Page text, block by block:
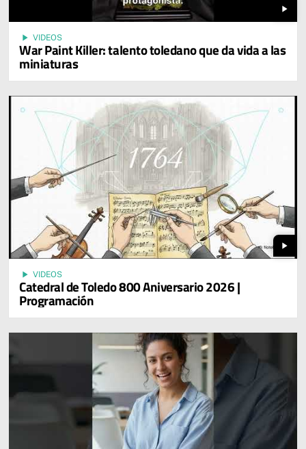
play_arrow
play_arrow VIDEOS
War Paint Killer: talento toledano que da vida a las
miniaturas
play_arrow
play_arrow VIDEOS
Catedral de Toledo 800 Aniversario 2026 |
Programación